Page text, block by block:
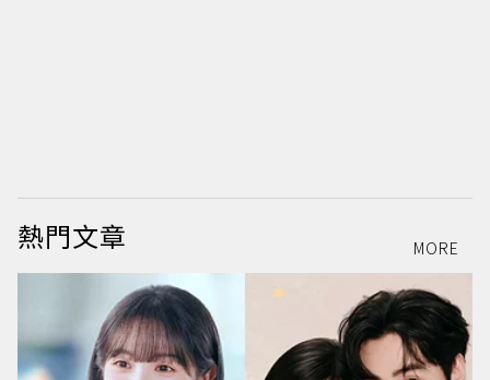
熱門文章 MORE